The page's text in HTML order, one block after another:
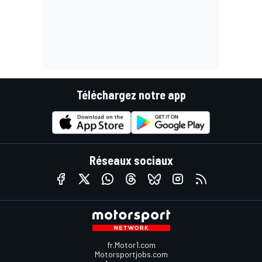
Téléchargez notre app
Réseaux sociaux
fr.Motor1.com
Motorsportjobs.com